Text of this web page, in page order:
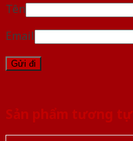
Tên
Email
Sản phẩm tương tự